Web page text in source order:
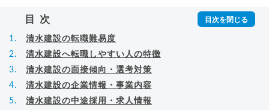
目次
清水建設の転職難易度
清水建設へ転職しやすい人の特徴
清水建設の面接傾向・選考対策
清水建設の企業情報・事業内容
清水建設の中途採用・求人情報